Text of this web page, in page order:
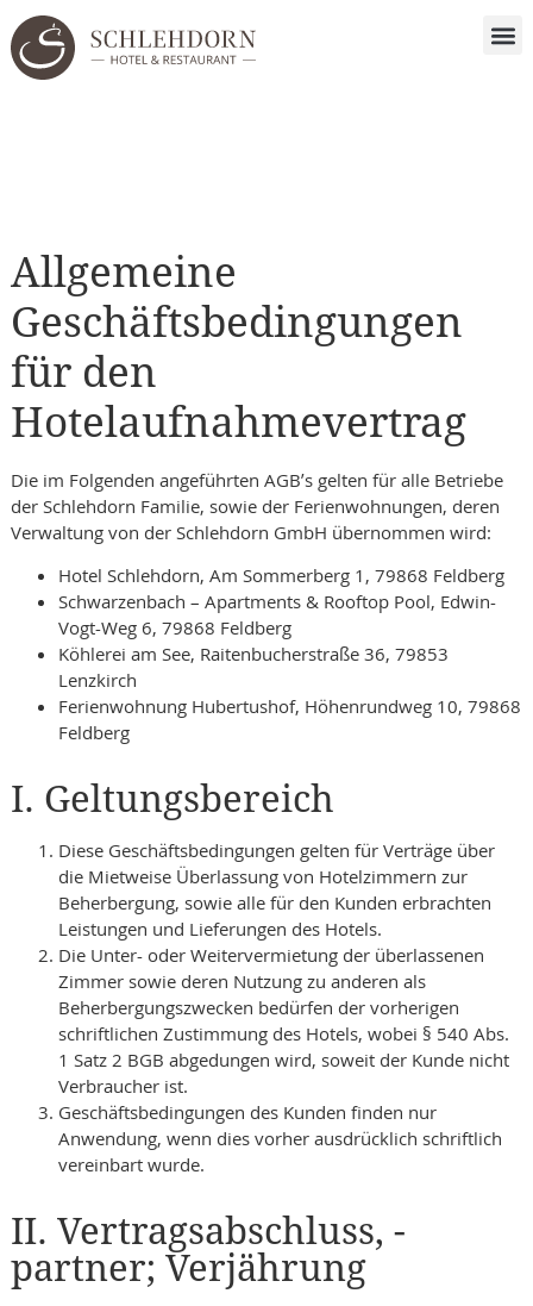
Allgemeine
Geschäftsbedingungen
für den
Hotelaufnahmevertrag
Die im Folgenden angeführten AGB’s gelten für alle Betriebe
der Schlehdorn Familie, sowie der Ferienwohnungen, deren
Verwaltung von der Schlehdorn GmbH übernommen wird:
Hotel Schlehdorn, Am Sommerberg 1, 79868 Feldberg
Schwarzenbach – Apartments & Rooftop Pool, Edwin-
Vogt-Weg 6, 79868 Feldberg
Köhlerei am See, Raitenbucherstraße 36, 79853
Lenzkirch
Ferienwohnung Hubertushof, Höhenrundweg 10, 79868
Feldberg
I. Geltungsbereich
Diese Geschäftsbedingungen gelten für Verträge über
die Mietweise Überlassung von Hotelzimmern zur
Beherbergung, sowie alle für den Kunden erbrachten
Leistungen und Lieferungen des Hotels.
Die Unter- oder Weitervermietung der überlassenen
Zimmer sowie deren Nutzung zu anderen als
Beherbergungszwecken bedürfen der vorherigen
schriftlichen Zustimmung des Hotels, wobei § 540 Abs.
1 Satz 2 BGB abgedungen wird, soweit der Kunde nicht
Verbraucher ist.
Geschäftsbedingungen des Kunden finden nur
Anwendung, wenn dies vorher ausdrücklich schriftlich
vereinbart wurde.
II. Vertragsabschluss, -
partner; Verjährung